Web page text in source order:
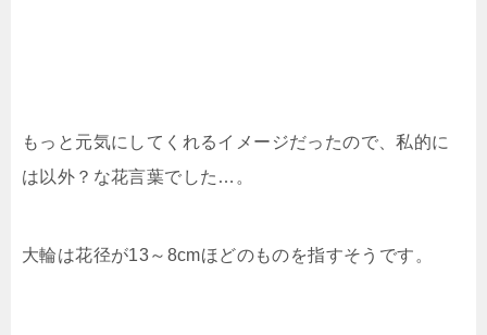
もっと元気にしてくれるイメージだったので、私的に
は以外？な花言葉でした…。
大輪は花径が13～8cmほどのものを指すそうです。